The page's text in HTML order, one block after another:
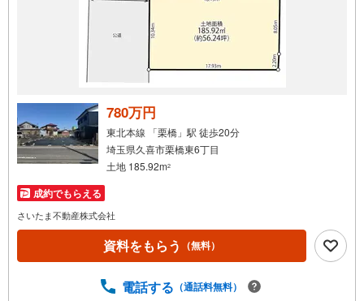
る
・
条
件
マ
イ
ペ
ジ
780万円
東北本線 「栗橋」駅 徒歩20分
埼玉県久喜市栗橋東6丁目
土地 185.92m2
成約でもらえる
さいたま不動産株式会社
資料をもらう （無料）
電話する （通話料無料）